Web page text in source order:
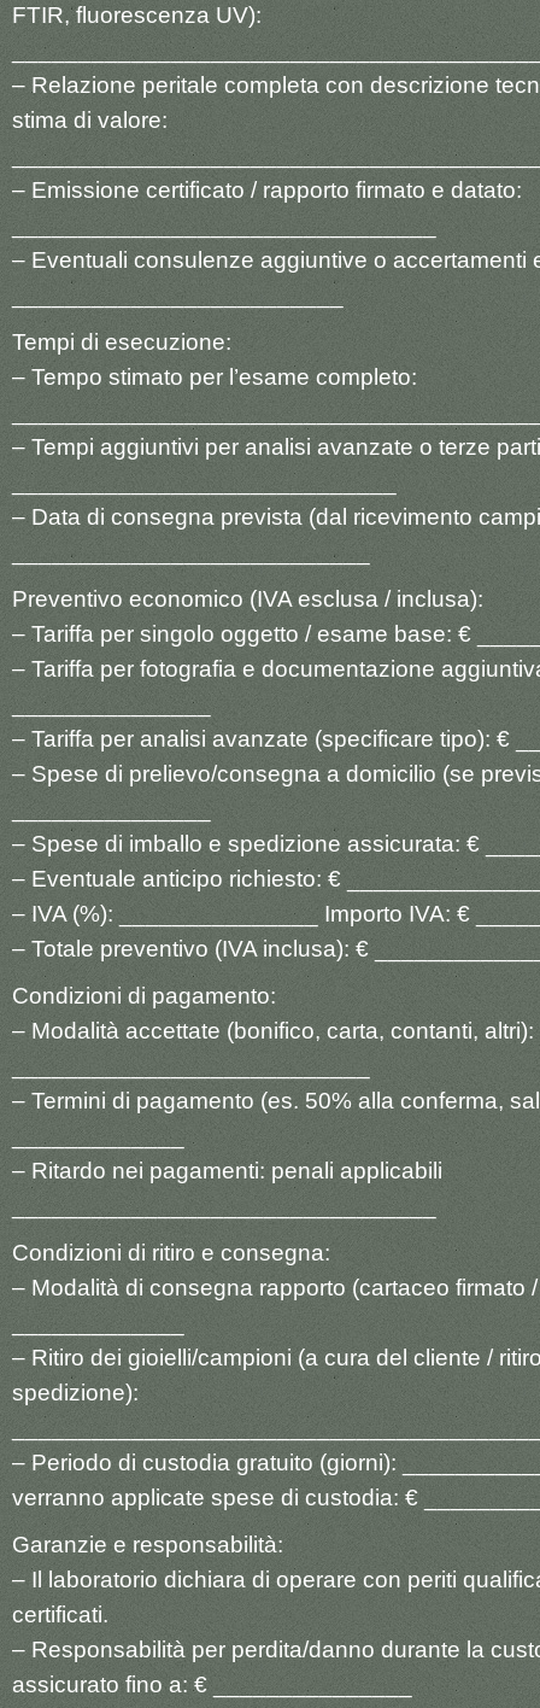
FTIR, fluorescenza UV):
– Relazione peritale completa con descrizione
stima di valore:
– Emissione certificato / rapporto firmato e datato:
________________________________
– Eventuali consulenze aggiuntive o accertamenti
_________________________
Tempi di esecuzione:
– Tempo stimato per l’esame completo:
– Tempi aggiuntivi per analisi avanzate o terze
_____________________________
– Data di consegna prevista (dal ricevimento
___________________________
Preventivo economico (IVA esclusa / inclusa):
– Tariffa per singolo oggetto / esame base: €
– Tariffa per fotografia e documentazione
_______________
– Tariffa per analisi avanzate (specificare tipo): €
– Spese di prelievo/consegna a domicilio (se
_______________
– Spese di imballo e spedizione assicurata: €
– Eventuale anticipo richiesto: €
– IVA (%): _______________ Importo IVA: €
– Totale preventivo (IVA inclusa): €
Condizioni di pagamento:
– Modalità accettate (bonifico, carta, contanti, altri):
___________________________
– Termini di pagamento (es. 50% alla conferma,
_____________
– Ritardo nei pagamenti: penali applicabili
________________________________
Condizioni di ritiro e consegna:
– Modalità di consegna rapporto (cartaceo firmato
_____________
– Ritiro dei gioielli/campioni (a cura del cliente /
spedizione):
– Periodo di custodia gratuito (giorni):
verranno applicate spese di custodia: €
Garanzie e responsabilità:
– Il laboratorio dichiara di operare con periti
certificati.
– Responsabilità per perdita/danno durante la
assicurato fino a: € _______________